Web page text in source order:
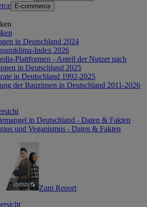
E-commerce
in Deutschland 2024
Index 2026
Plattformen - Anteil der Nutzer nach
in Deutschland 2025
in Deutschland 1992-2025
der Bauzinsen in Deutschland 2011-2026
in Deutschland - Daten & Fakten
und Veganismus - Daten & Fakten
Zum Report